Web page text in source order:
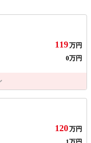
119万円
0万円
120万円